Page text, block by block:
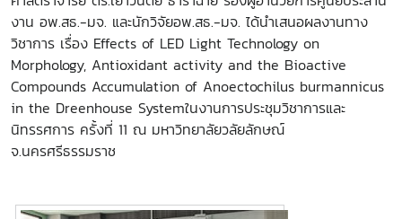
งาน อพ.สธ.-มจ. และนักวิจัยอพ.สธ.-มจ. ได้นำเสนอผลงานทาง
วิชาการ เรื่อง Effects of LED Light Technology on
Morphology, Antioxidant activity and the Bioactive
Compounds Accumulation of Anoectochilus burmannicus
in the Dreenhouse Systemในงานการประชุมวิชาการและ
นิทรรศการ ครั้งที่ 11 ณ มหาวิทยาลัยวลัยลักษณ์
จ.นครศรีธรรมราช